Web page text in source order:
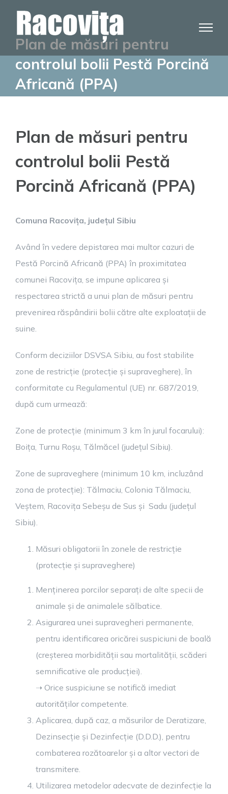
contentPlan de măsuri pentru
controlul bolii Pestă Porcină
Africană (PPA)
Plan de măsuri pentru
controlul bolii Pestă
Porcină Africană (PPA)
Comuna Racovița, județul Sibiu
Având în vedere depistarea mai multor cazuri de
Pestă Porcină Africană (PPA) în proximitatea
comunei Racovița, se impune aplicarea și
respectarea strictă a unui plan de măsuri pentru
prevenirea răspândirii bolii către alte exploatații de
suine.
Conform deciziilor DSVSA Sibiu, au fost stabilite
zone de restricție (protecție și supraveghere), în
conformitate cu Regulamentul (UE) nr. 687/2019,
după cum urmează:
Zone de protecție (minimum 3 km în jurul focarului):
Boița, Turnu Roșu, Tălmăcel (județul Sibiu).
Zone de supraveghere (minimum 10 km, incluzând
zona de protecție): Tălmaciu, Colonia Tălmaciu,
Veștem, Racovița Sebeșu de Sus și Sadu (județul
Sibiu).
Măsuri obligatorii în zonele de restricție
(protecție și supraveghere)
Menținerea porcilor separați de alte specii de
animale și de animalele sălbatice.
Asigurarea unei supravegheri permanente,
pentru identificarea oricărei suspiciuni de boală
(creșterea morbidității sau mortalității, scăderi
semnificative ale producției).
➝ Orice suspiciune se notifică imediat
autorităților competente.
Aplicarea, după caz, a măsurilor de Deratizare,
Dezinsecție și Dezinfecție (D.D.D.), pentru
combaterea rozătoarelor și a altor vectori de
transmitere.
Utilizarea metodelor adecvate de dezinfecție la